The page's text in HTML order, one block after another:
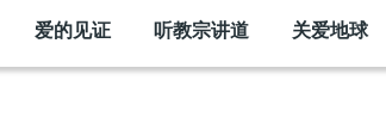
爱的见证 听教宗讲道 关爱地球